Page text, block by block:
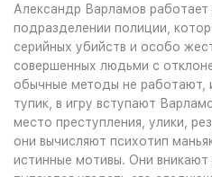
Александр Варламов работает
подразделении полиции,
серийных убийств и особо
совершенных людьми с
обычные методы не работают,
тупик, в игру вступают
место преступления, улики,
они вычисляют психотип
истинные мотивы. Они